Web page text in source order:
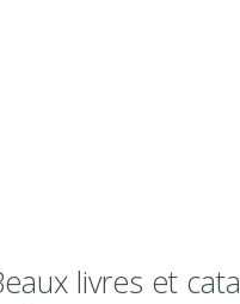
livres et